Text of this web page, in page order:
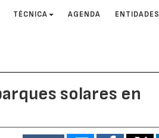
TÉCNICA AGENDA ENTIDADES
solares en